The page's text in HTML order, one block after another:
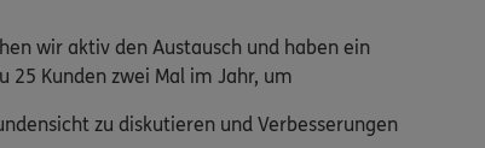
wir aktiv den Austausch und haben ein
Kunden zwei Mal im Jahr, um
zu diskutieren und Verbesserungen